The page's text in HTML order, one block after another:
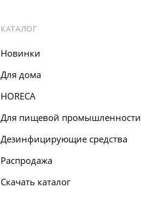
КАТАЛОГ
Новинки
Для дома
HORECA
Для пищевой промышленности
Дезинфицирующие средства
Распродажа
Скачать каталог